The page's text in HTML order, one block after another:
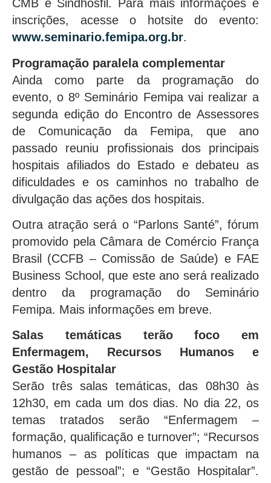
CMB e Sindhosfil. Para mais informações e
inscrições, acesse o hotsite do evento:
www.seminario.femipa.org.br.
Programação paralela complementar
Ainda como parte da programação do
evento, o 8º Seminário Femipa vai realizar a
segunda edição do Encontro de Assessores
de Comunicação da Femipa, que ano
passado reuniu profissionais dos principais
hospitais afiliados do Estado e debateu as
dificuldades e os caminhos no trabalho de
divulgação das ações dos hospitais.
Outra atração será o “Parlons Santé”, fórum
promovido pela Câmara de Comércio França
Brasil (CCFB – Comissão de Saúde) e FAE
Business School, que este ano será realizado
dentro da programação do Seminário
Femipa. Mais informações em breve.
Salas temáticas terão foco em
Enfermagem, Recursos Humanos e
Gestão Hospitalar
Serão três salas temáticas, das 08h30 às
12h30, em cada um dos dias. No dia 22, os
temas tratados serão “Enfermagem –
formação, qualificação e turnover”; “Recursos
humanos – as políticas que impactam na
gestão de pessoal”; e “Gestão Hospitalar”.